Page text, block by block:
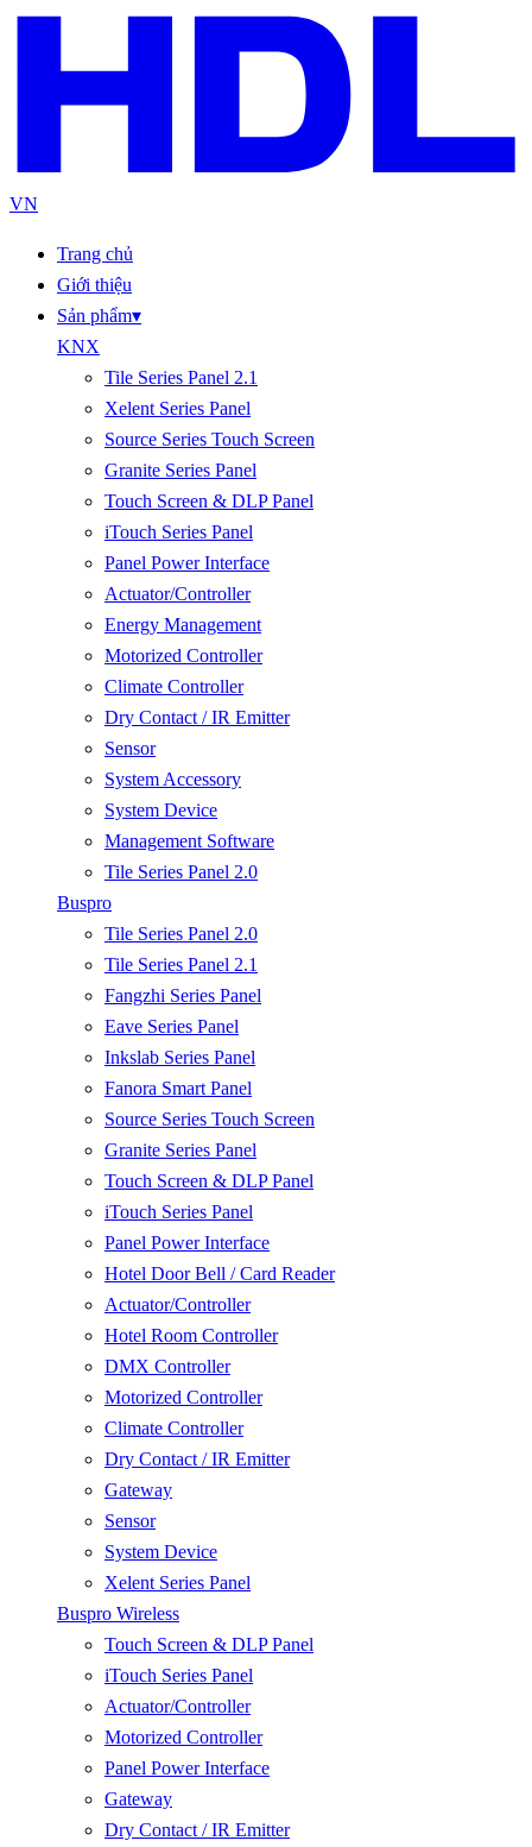
VN
Trang chủ
Giới thiệu
Sản phẩm▾
KNX
Tile Series Panel 2.1
Xelent Series Panel
Source Series Touch Screen
Granite Series Panel
Touch Screen & DLP Panel
iTouch Series Panel
Panel Power Interface
Actuator/Controller
Energy Management
Motorized Controller
Climate Controller
Dry Contact / IR Emitter
Sensor
System Accessory
System Device
Management Software
Tile Series Panel 2.0
Buspro
Tile Series Panel 2.0
Tile Series Panel 2.1
Fangzhi Series Panel
Eave Series Panel
Inkslab Series Panel
Fanora Smart Panel
Source Series Touch Screen
Granite Series Panel
Touch Screen & DLP Panel
iTouch Series Panel
Panel Power Interface
Hotel Door Bell / Card Reader
Actuator/Controller
Hotel Room Controller
DMX Controller
Motorized Controller
Climate Controller
Dry Contact / IR Emitter
Gateway
Sensor
System Device
Xelent Series Panel
Buspro Wireless
Touch Screen & DLP Panel
iTouch Series Panel
Actuator/Controller
Motorized Controller
Panel Power Interface
Gateway
Dry Contact / IR Emitter